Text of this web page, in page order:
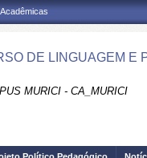
DE LINGUAGEM E
MURICI - CA_MURICI